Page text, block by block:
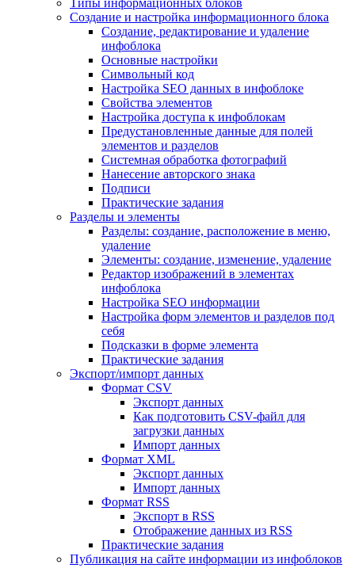
Типы информационных блоков
Создание и настройка информационного блока
Создание, редактирование и удаление
инфоблока
Основные настройки
Символьный код
Настройка SEO данных в инфоблоке
Свойства элементов
Настройка доступа к инфоблокам
Предустановленные данные для полей
элементов и разделов
Системная обработка фотографий
Нанесение авторского знака
Подписи
Практические задания
Разделы и элементы
Разделы: создание, расположение в меню,
удаление
Элементы: создание, изменение, удаление
Редактор изображений в элементах
инфоблока
Настройка SEO информации
Настройка форм элементов и разделов под
себя
Подсказки в форме элемента
Практические задания
Экспорт/импорт данных
Формат CSV
Экспорт данных
Как подготовить CSV-файл для
загрузки данных
Импорт данных
Формат XML
Экспорт данных
Импорт данных
Формат RSS
Экспорт в RSS
Отображение данных из RSS
Практические задания
Публикация на сайте информации из инфоблоков